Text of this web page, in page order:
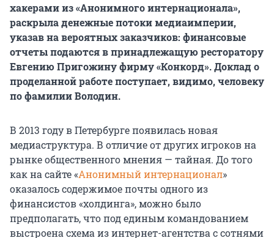
хакерами из «Анонимного интернационала»,
раскрыла денежные потоки медиаимперии,
указав на вероятных заказчиков: финансовые
отчеты подаются в принадлежащую ресторатору
Евгению Пригожину фирму «Конкорд». Доклад о
проделанной работе поступает, видимо, человеку
по фамилии Володин.
В 2013 году в Петербурге появилась новая
медиаструктура. В отличие от других игроков на
рынке общественного мнения — тайная. До того
как на сайте «Анонимный интернационал»
оказалось содержимое почты одного из
финансистов «холдинга», можно было
предполагать, что под единым командованием
выстроена схема из интернет-агентства с сотнями